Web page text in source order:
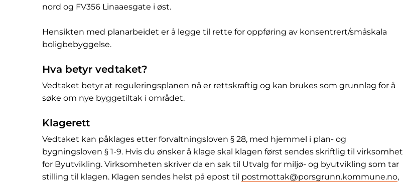
nord og FV356 Linaaesgate i øst.
Hensikten med planarbeidet er å legge til rette for oppføring av konsentrert/småskala
boligbebyggelse.
Hva betyr vedtaket?
Vedtaket betyr at reguleringsplanen nå er rettskraftig og kan brukes som grunnlag for å
søke om nye byggetiltak i området.
Klagerett
Vedtaket kan påklages etter forvaltningsloven § 28, med hjemmel i plan- og
bygningsloven § 1-9. Hvis du ønsker å klage skal klagen først sendes skriftlig til virksomhet
for Byutvikling. Virksomheten skriver da en sak til Utvalg for miljø- og byutvikling som tar
stilling til klagen. Klagen sendes helst på epost til postmottak@porsgrunn.kommune.no,